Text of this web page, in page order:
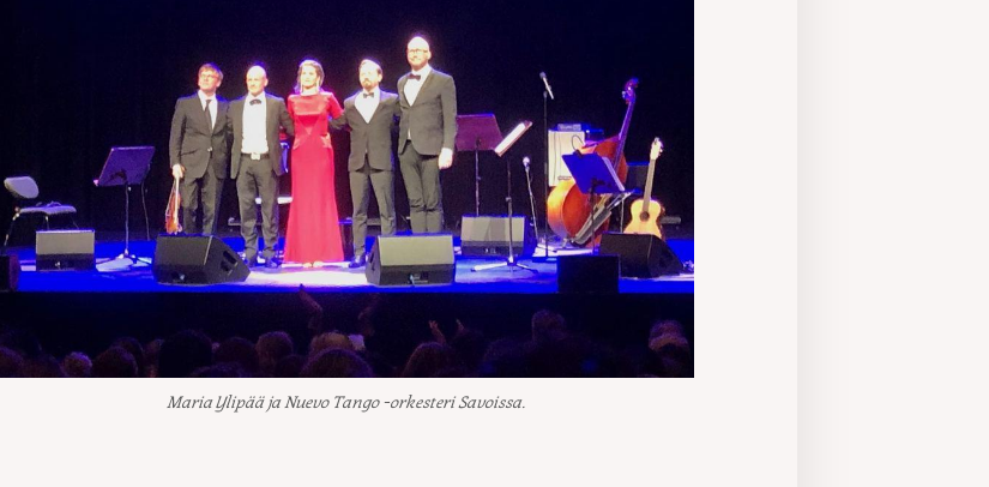
Maria Ylipää ja Nuevo Tango -orkesteri Savoissa.